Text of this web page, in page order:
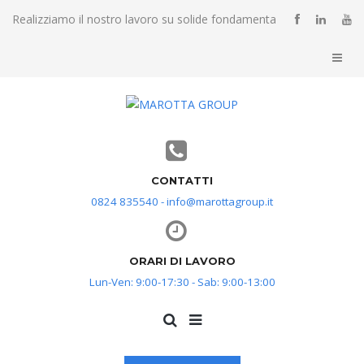
Realizziamo il nostro lavoro su solide fondamenta
CONTATTI
0824 835540 - info@marottagroup.it
ORARI DI LAVORO
Lun-Ven: 9:00-17:30 - Sab: 9:00-13:00